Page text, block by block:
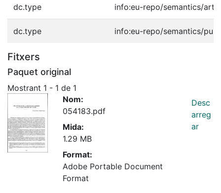
dc.type info:eu-repo/semantics/
dc.type info:eu-repo/semantics/
Fitxers
Paquet original
Mostrant 1 - 1 de 1
Nom:
054183.pdf
Mida:
1.29 MB
Format:
Adobe Portable Document
Format
Desc
arreg
ar